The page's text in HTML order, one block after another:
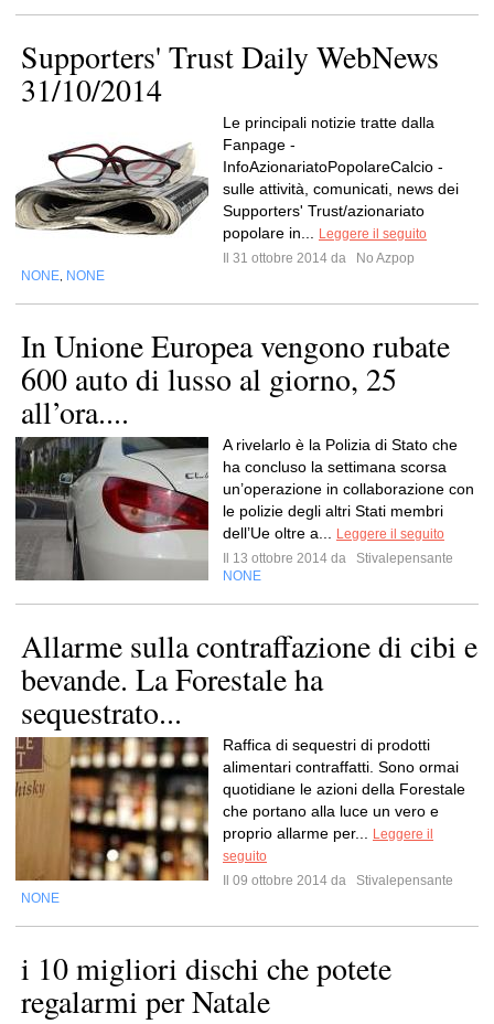
Supporters' Trust Daily WebNews
31/10/2014
Le principali notizie tratte dalla
Fanpage -
InfoAzionariatoPopolareCalcio -
sulle attività, comunicati, news dei
Supporters' Trust/azionariato
popolare in...
Leggere il seguito
Il 31 ottobre 2014 da
No Azpop
NONE NONE
In Unione Europea vengono rubate
600 auto di lusso al giorno, 25
all’ora....
A rivelarlo è la Polizia di Stato che
ha concluso la settimana scorsa
un’operazione in collaborazione con
le polizie degli altri Stati membri
dell’Ue oltre a...
Leggere il seguito
Il 13 ottobre 2014 da
Stivalepensante
NONE
Allarme sulla contraffazione di cibi e
bevande. La Forestale ha
sequestrato...
Raffica di sequestri di prodotti
alimentari contraffatti. Sono ormai
quotidiane le azioni della Forestale
che portano alla luce un vero e
proprio allarme per...
Leggere il
seguito
Il 09 ottobre 2014 da
Stivalepensante
NONE
i 10 migliori dischi che potete
regalarmi per Natale